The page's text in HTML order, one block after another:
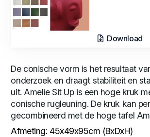
Download
De conische vorm is het resultaat
onderzoek en draagt stabiliteit en
uit. Amelie Sit Up is een hoge kruk
conische rugleuning. De kruk kan
gecombineerd met de hoge tafel
Afmeting: 45x49x95cm (BxDxH)